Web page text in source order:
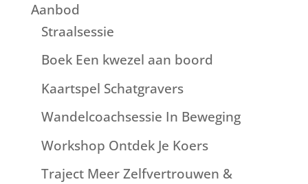
Aanbod
Straalsessie
Boek Een kwezel aan boord
Kaartspel Schatgravers
Wandelcoachsessie In Beweging
Workshop Ontdek Je Koers
Traject Meer Zelfvertrouwen &